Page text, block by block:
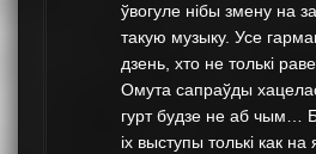
ўвогуле нібы змену на
такую музыку. Усе
дзень, хто не толькі
Омута сапраўды
гурт будзе не аб чым…
іх выступы толькі как